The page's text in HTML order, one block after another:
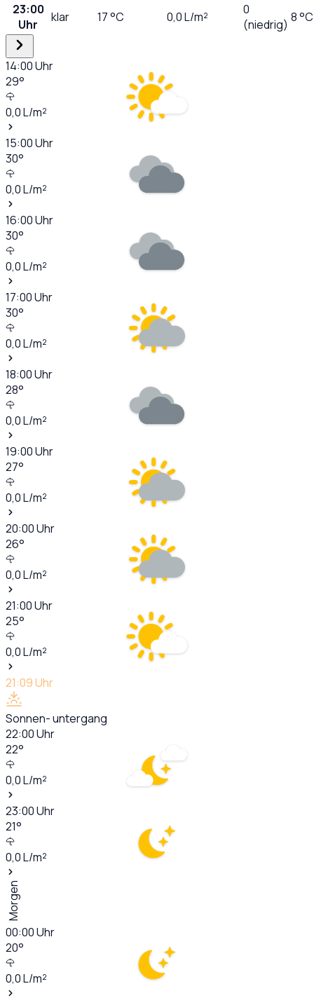
23:00
Uhr
klar 17°C 0,0L/m²
0
(niedrig) 8 °C
14:00Uhr
29°
0,0L/m²
15:00Uhr
30°
0,0L/m²
16:00Uhr
30°
0,0L/m²
17:00Uhr
30°
0,0L/m²
18:00Uhr
28°
0,0L/m²
19:00Uhr
27°
0,0L/m²
20:00Uhr
26°
0,0L/m²
21:00Uhr
25°
0,0L/m²
21:09Uhr
Sonnen- untergang
22:00Uhr
22°
0,0L/m²
23:00Uhr
21°
0,0L/m²
Morgen
00:00Uhr
20°
0,0L/m²